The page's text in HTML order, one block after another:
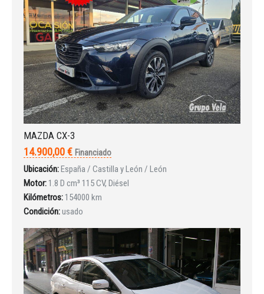
Iniciar sesión
INICIAR SESIÓN
¿Ha olvidado la contraseña?
MAZDA CX-3
14.900,00 € Financiado
Ubicación:España / Castilla y León / León
Motor: 1.8 D cm³ 115 CV, Diésel
Kilómetros: 154000 km
Condición:usado